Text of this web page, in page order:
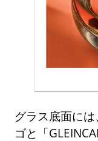
グラス底面に
ゴと「